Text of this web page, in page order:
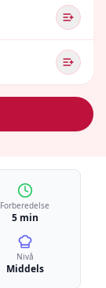
Forberedelse
5 min
Nivå
Middels